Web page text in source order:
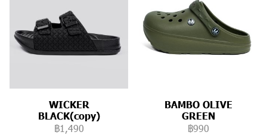
WICKER
BLACK(copy)
฿1,490
BAMBO OLIVE
GREEN
฿990